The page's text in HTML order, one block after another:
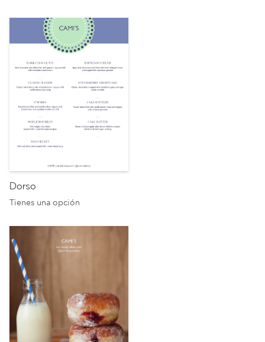
Dorso
Tienes una opción